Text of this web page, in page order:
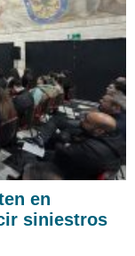
en
siniestros